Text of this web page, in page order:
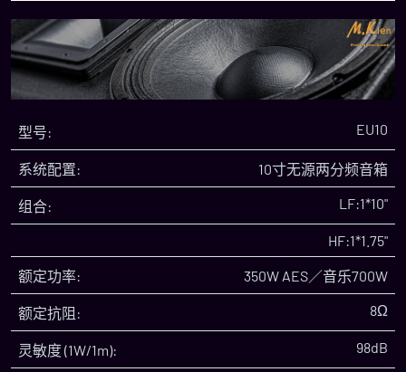
型号: EU10
系统配置: 10寸无源两分频音箱
组合: LF:1*10"
HF:1*1.75"
额定功率: 350W AES／音乐700W
额定抗阻: 8Ω
灵敏度 (1W/1m): 98dB